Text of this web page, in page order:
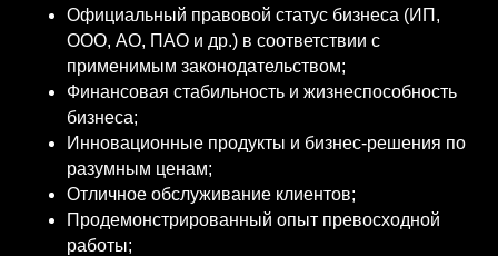
Официальный правовой статус бизнеса (ИП,
ООО, АО, ПАО и др.) в соответствии с
применимым законодательством;
Финансовая стабильность и жизнеспособность
бизнеса;
Инновационные продукты и бизнес-решения по
разумным ценам;
Отличное обслуживание клиентов;
Продемонстрированный опыт превосходной
работы;